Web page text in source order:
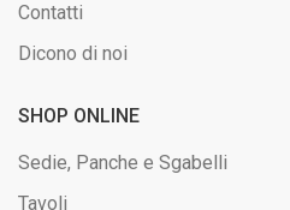
Contatti
Dicono di noi
SHOP ONLINE
Sedie, Panche e Sgabelli
Tavoli